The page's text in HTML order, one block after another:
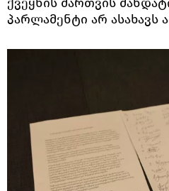
პარლამენტი არ ასახავს